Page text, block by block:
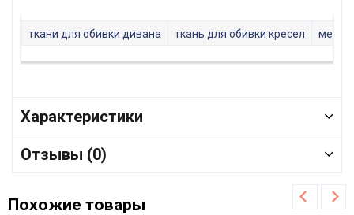
ткани для обивки дивана ткань для обивки кресел
Характеристики
Отзывы (0)
Похожие товары